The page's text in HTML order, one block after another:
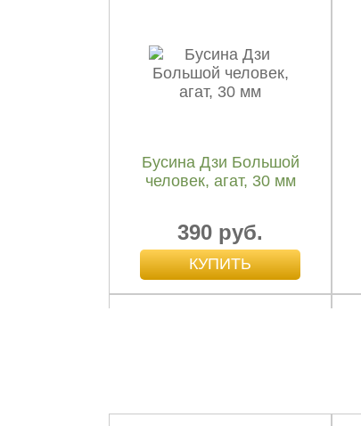
Бусина Дзи Большой
человек, агат, 30 мм
390 руб.